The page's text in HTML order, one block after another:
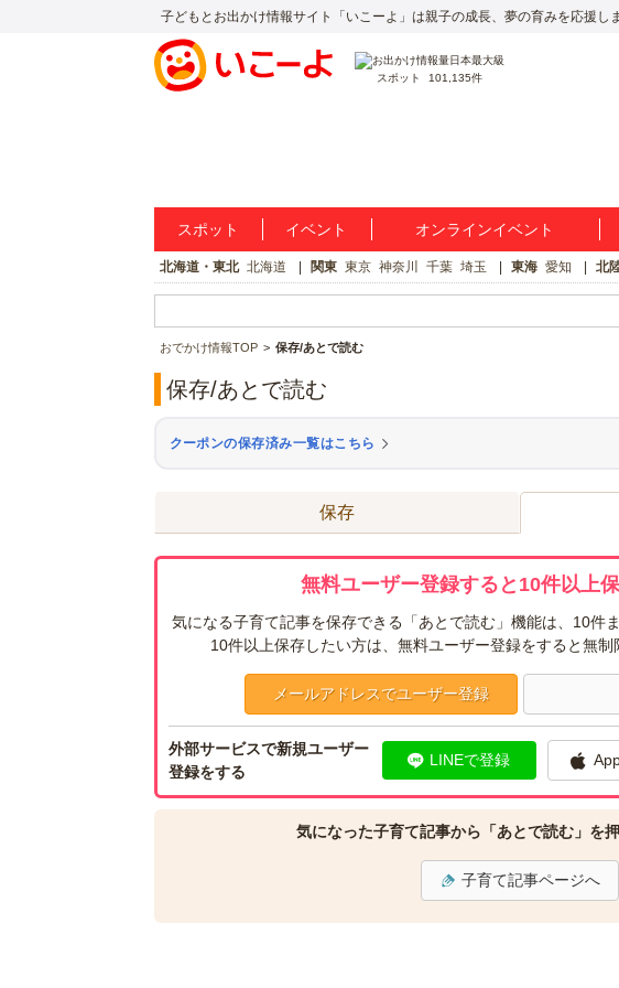
子どもとお出かけ情報サイト「いこーよ」は親子の成長、夢の育みを応援し
スポット 101,135件
スポット イベント オンラインイベント
北海道・東北 北海道 関東 東京 神奈川 千葉 埼玉 東海 愛知 北
おでかけ情報TOP 保存/あとで読む
保存/あとで読む
クーポンの保存済み一覧はこちら
保存
無料ユーザー登録すると10件以上
気になる子育て記事を保存できる「あとで読む」機能は、10件
10件以上保存したい方は、無料ユーザー登録をすると無制
メールアドレスでユーザー登録
外部サービスで新規ユーザー
登録をする
LINEで登録
気になった子育て記事から「あとで読む」を
子育て記事ページへ